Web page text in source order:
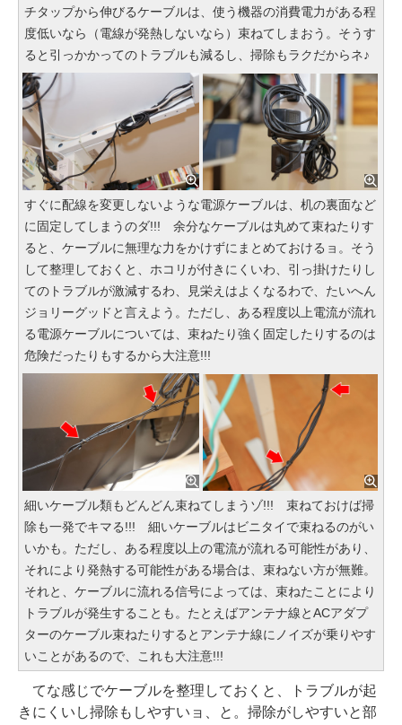
チタップから伸びるケーブルは、使う機器の消費電力がある程
度低いなら（電線が発熱しないなら）束ねてしまおう。そうす
ると引っかかってのトラブルも減るし、掃除もラクだからネ♪
すぐに配線を変更しないような電源ケーブルは、机の裏面など
に固定してしまうのダ!!! 余分なケーブルは丸めて束ねたりす
ると、ケーブルに無理な力をかけずにまとめておけるョ。そう
して整理しておくと、ホコリが付きにくいわ、引っ掛けたりし
てのトラブルが激減するわ、見栄えはよくなるわで、たいへん
ジョリーグッドと言えよう。ただし、ある程度以上電流が流れ
る電源ケーブルについては、束ねたり強く固定したりするのは
危険だったりもするから大注意!!!
細いケーブル類もどんどん束ねてしまうゾ!!! 束ねておけば掃
除も一発でキマる!!! 細いケーブルはビニタイで束ねるのがい
いかも。ただし、ある程度以上の電流が流れる可能性があり、
それにより発熱する可能性がある場合は、束ねない方が無難。
それと、ケーブルに流れる信号によっては、束ねたことにより
トラブルが発生することも。たとえばアンテナ線とACアダプ
ターのケーブル束ねたりするとアンテナ線にノイズが乗りやす
いことがあるので、これも大注意!!!
てな感じでケーブルを整理しておくと、トラブルが起
きにくいし掃除もしやすいョ、と。掃除がしやすいと部